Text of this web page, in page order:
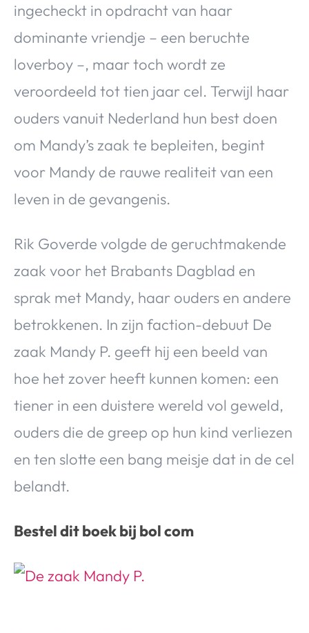
ingecheckt in opdracht van haar
dominante vriendje – een beruchte
loverboy –, maar toch wordt ze
veroordeeld tot tien jaar cel. Terwijl haar
ouders vanuit Nederland hun best doen
om Mandy’s zaak te bepleiten, begint
voor Mandy de rauwe realiteit van een
leven in de gevangenis.
Rik Goverde volgde de geruchtmakende
zaak voor het Brabants Dagblad en
sprak met Mandy, haar ouders en andere
betrokkenen. In zijn faction-debuut De
zaak Mandy P. geeft hij een beeld van
hoe het zover heeft kunnen komen: een
tiener in een duistere wereld vol geweld,
ouders die de greep op hun kind verliezen
en ten slotte een bang meisje dat in de cel
belandt.
Bestel dit boek bij bol com